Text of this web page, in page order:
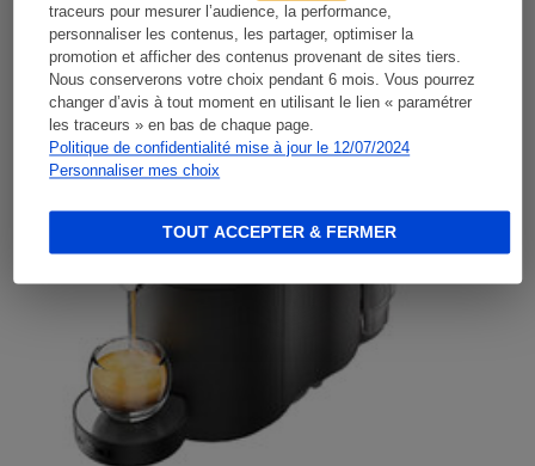
traceurs pour mesurer l’audience, la performance,
personnaliser les contenus, les partager, optimiser la
promotion et afficher des contenus provenant de sites tiers.
Nous conserverons votre choix pendant 6 mois. Vous pourrez
changer d’avis à tout moment en utilisant le lien « paramétrer
les traceurs » en bas de chaque page.
Politique de confidentialité mise à jour le 12/07/2024
Personnaliser mes choix
TOUT ACCEPTER & FERMER